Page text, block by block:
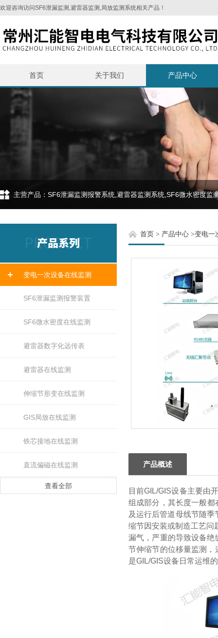
欢迎咨询访问SF6泄漏监测,避雷器监测,局放监测系统相关产品！
首页 关于我们 产品中心
变电一次设备在线监测
SF6泄漏监测报警装置
SF6微水密度在线监测
避雷器数字化远传表
避雷器在线监测
伸缩节形变在线监测
GIS局放在线监测
铁芯接地在线监测
直流偏磁在线监测
查看全部
首页 > 产品中心 >变电一
产品概述
目前GIL/GIS设备主要由
组成部分，其长度一般都
及运行后管道母线节随
缩节因安装或制造工艺问
漏气，严重的导致设备
节伸缩节的位移量监测
是GIL/GIS设备日常运维